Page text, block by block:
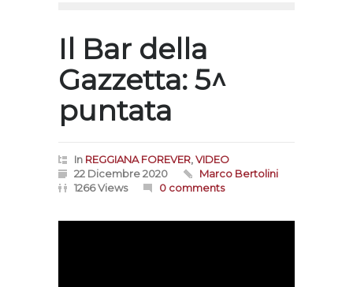
Il Bar della
Gazzetta: 5^
puntata
In REGGIANA FOREVER, VIDEO
22 Dicembre 2020
Marco Bertolini
1266 Views
0 comments